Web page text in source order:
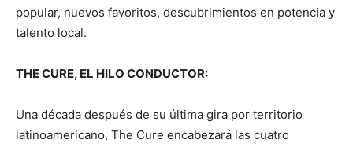
popular, nuevos favoritos, descubrimientos en potencia y
talento local.
THE CURE, EL HILO CONDUCTOR:
Una década después de su última gira por territorio
latinoamericano, The Cure encabezará las cuatro